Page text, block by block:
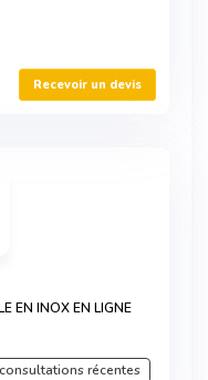
Recevoir un devis
EN INOX EN LIGNE
consultations récentes